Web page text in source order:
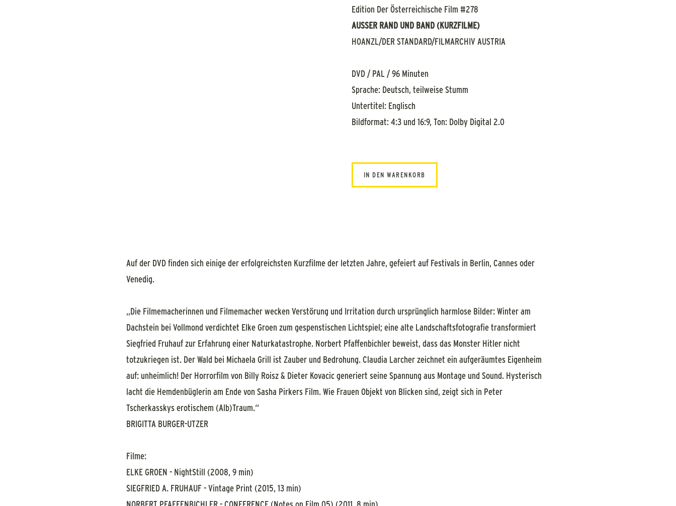
Edition Der Österreichische Film #278
AUSSER RAND UND BAND (KURZFILME)
HOANZL/DER STANDARD/FILMARCHIV AUSTRIA
DVD / PAL / 96 Minuten
Sprache: Deutsch, teilweise Stumm
Untertitel: Englisch
Bildformat: 4:3 und 16:9, Ton: Dolby Digital 2.0
IN DEN WARENKORB
Auf der DVD finden sich einige der erfolgreichsten Kurzfilme der letzten Jahre, gefeiert auf Festivals in Berlin, Cannes oder
Venedig.
„Die Filmemacherinnen und Filmemacher wecken Verstörung und Irritation durch ursprünglich harmlose Bilder: Winter am
Dachstein bei Vollmond verdichtet Elke Groen zum gespenstischen Lichtspiel; eine alte Landschaftsfotografie transformiert
Siegfried Fruhauf zur Erfahrung einer Naturkatastrophe. Norbert Pfaffenbichler beweist, dass das Monster Hitler nicht
totzukriegen ist. Der Wald bei Michaela Grill ist Zauber und Bedrohung. Claudia Larcher zeichnet ein aufgeräumtes Eigenheim
auf: unheimlich! Der Horrorfilm von Billy Roisz & Dieter Kovacic generiert seine Spannung aus Montage und Sound. Hysterisch
lacht die Hemdenbüglerin am Ende von Sasha Pirkers Film. Wie Frauen Objekt von Blicken sind, zeigt sich in Peter
Tscherkasskys erotischem (Alb)Traum.“
BRIGITTA BURGER-UTZER
Filme:
ELKE GROEN - NightStill (2008, 9 min)
SIEGFRIED A. FRUHAUF - Vintage Print (2015, 13 min)